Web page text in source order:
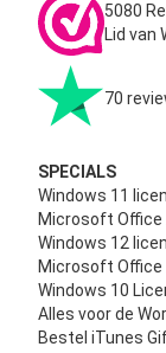
5080
Lid van
70
SPECIALS
Windows 11
Microsoft Office
Windows 12
Microsoft
Windows 10
Alles voor de
Bestel iTunes